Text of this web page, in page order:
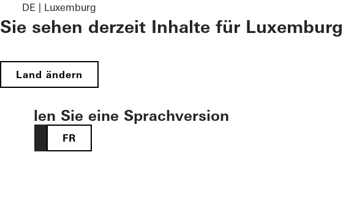
DE | Luxemburg
Sie sehen derzeit Inhalte für Luxemburg
Land ändern
Wählen Sie eine Sprachversion
FR